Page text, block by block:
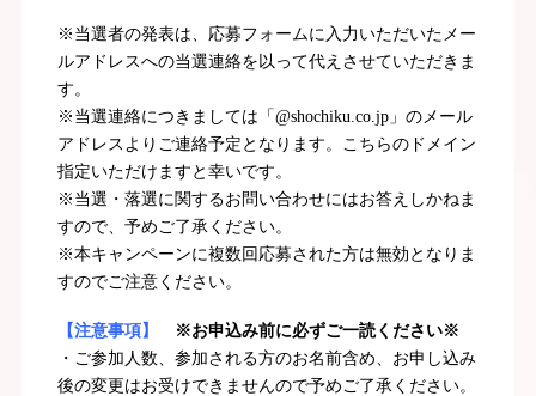
※当選者の発表は、応募フォームに入力いただいたメー
ルアドレスへの当選連絡を以って代えさせていただきま
す。
※当選連絡につきましては「@shochiku.co.jp」のメール
アドレスよりご連絡予定となります。こちらのドメイン
指定いただけますと幸いです。
※当選・落選に関するお問い合わせにはお答えしかねま
すので、予めご了承ください。
※本キャンペーンに複数回応募された方は無効となりま
すのでご注意ください。
【注意事項】
※お申込み前に必ずご一読ください※
・ご参加人数、参加される方のお名前含め、お申し込み
後の変更はお受けできませんので予めご了承ください。